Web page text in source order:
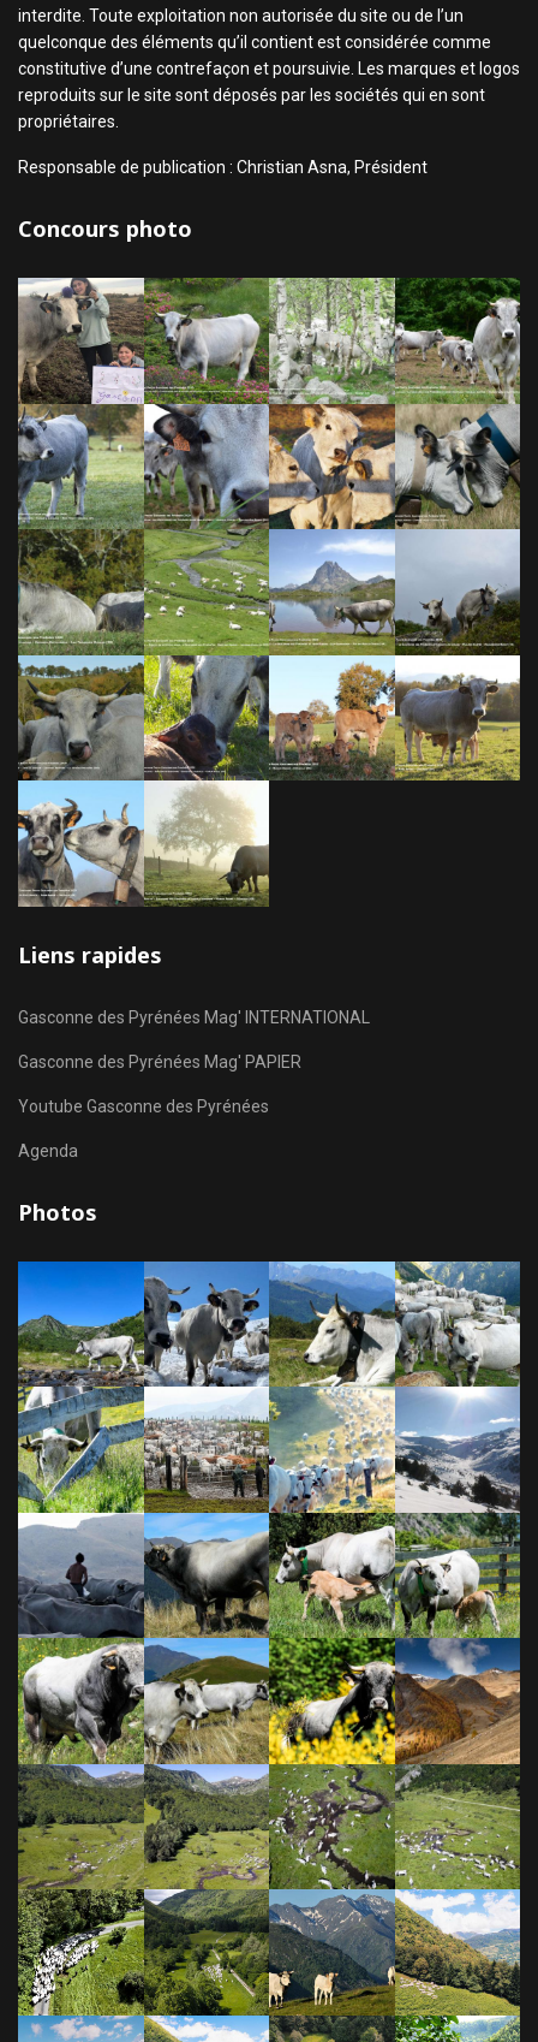
interdite. Toute exploitation non autorisée du site ou de l’un
quelconque des éléments qu’il contient est considérée comme
constitutive d’une contrefaçon et poursuivie. Les marques et logos
reproduits sur le site sont déposés par les sociétés qui en sont
propriétaires.
Responsable de publication : Christian Asna, Président
Concours photo
Liens rapides
Gasconne des Pyrénées Mag' INTERNATIONAL
Gasconne des Pyrénées Mag' PAPIER
Youtube Gasconne des Pyrénées
Agenda
Photos